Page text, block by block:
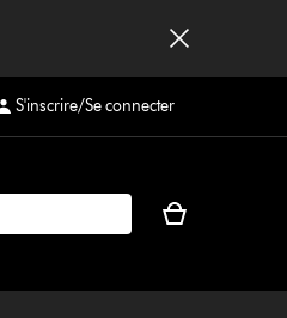
S'inscrire/Se connecter
Votre
vide